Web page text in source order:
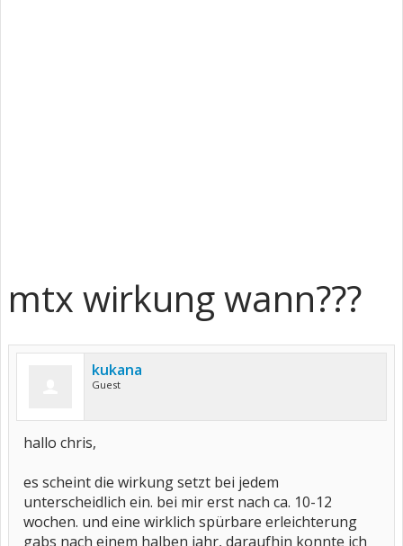
mtx wirkung wann???
kukana
Guest
hallo chris,
es scheint die wirkung setzt bei jedem
unterscheidlich ein. bei mir erst nach ca. 10-12
wochen. und eine wirklich spürbare erleichterung
gabs nach einem halben jahr, daraufhin konnte ich